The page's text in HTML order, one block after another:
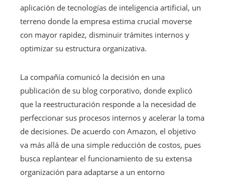
aplicación de tecnologías de inteligencia artificial, un
terreno donde la empresa estima crucial moverse
con mayor rapidez, disminuir trámites internos y
optimizar su estructura organizativa.
La compañía comunicó la decisión en una
publicación de su blog corporativo, donde explicó
que la reestructuración responde a la necesidad de
perfeccionar sus procesos internos y acelerar la toma
de decisiones. De acuerdo con Amazon, el objetivo
va más allá de una simple reducción de costos, pues
busca replantear el funcionamiento de su extensa
organización para adaptarse a un entorno